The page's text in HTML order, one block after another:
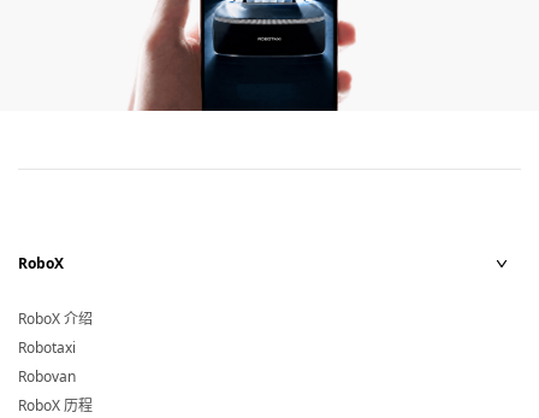
RoboX
RoboX 介绍
Robotaxi
Robovan
RoboX 历程